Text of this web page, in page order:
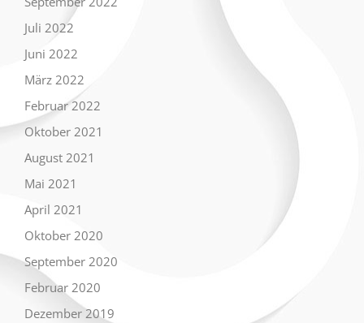
Juli 2022
Juni 2022
März 2022
Februar 2022
Oktober 2021
August 2021
Mai 2021
April 2021
Oktober 2020
September 2020
Februar 2020
Dezember 2019